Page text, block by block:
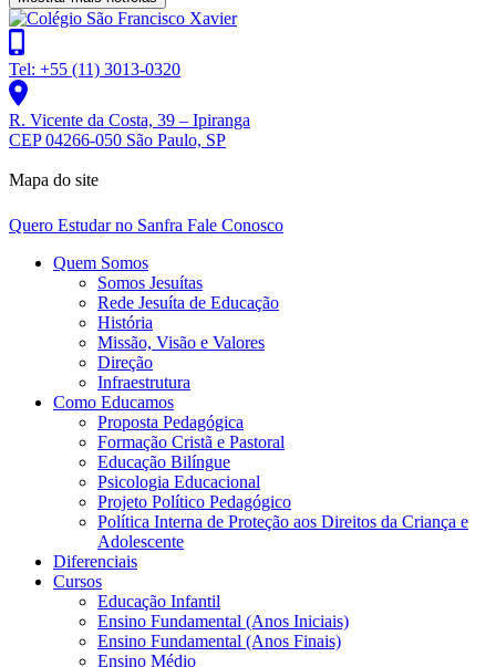
Tel: +55 (11) 3013-0320
R. Vicente da Costa, 39 – Ipiranga
CEP 04266-050 São Paulo, SP
Mapa do site
Quero Estudar no Sanfra Fale Conosco
Quem Somos
Somos Jesuítas
Rede Jesuíta de Educação
História
Missão, Visão e Valores
Direção
Infraestrutura
Como Educamos
Proposta Pedagógica
Formação Cristã e Pastoral
Educação Bilíngue
Psicologia Educacional
Projeto Político Pedagógico
Política Interna de Proteção aos Direitos da Criança e
Adolescente
Diferenciais
Cursos
Educação Infantil
Ensino Fundamental (Anos Iniciais)
Ensino Fundamental (Anos Finais)
Ensino Médio